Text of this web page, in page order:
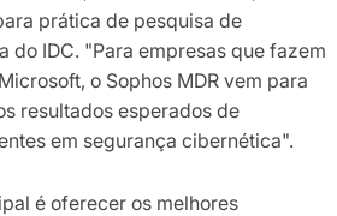
prática de pesquisa de
do IDC. "Para empresas que fazem
o Sophos MDR vem para
resultados esperados de
em segurança cibernética".
é oferecer os melhores